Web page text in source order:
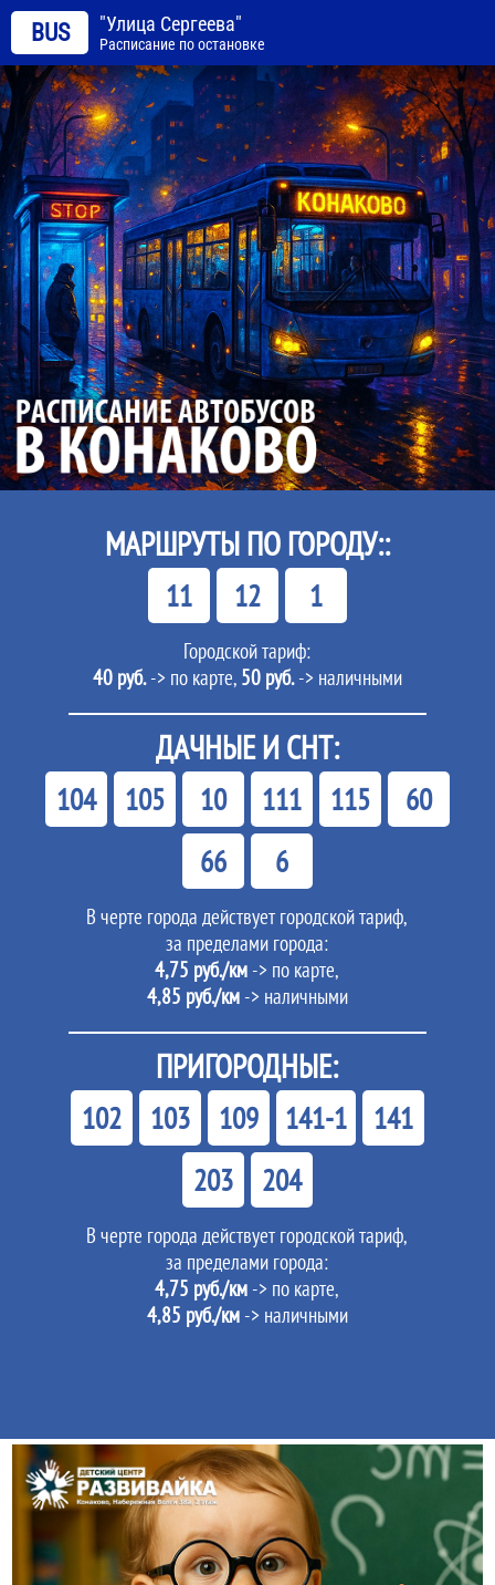
BUS "Улица Сергеева"
Расписание по остановке
МАРШРУТЫ ПО ГОРОДУ::
11 12 1
Городской тариф:
40 руб.-> по карте, 50 руб.-> наличными
ДАЧНЫЕ И СНТ:
104 105 10 111 115
60
66
6
В черте города действует городской тариф,
за пределами города:
4,75 руб./км -> по карте,
4,85 руб./км-> наличными
ПРИГОРОДНЫЕ:
102 103 109 141-1
141
203
204
В черте города действует городской тариф,
за пределами города:
4,75 руб./км -> по карте,
4,85 руб./км-> наличными